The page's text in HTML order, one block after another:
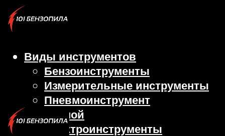
Виды инструментов
Бензоинструменты
Измерительные инструменты
Пневмоинструмент
Ручной
Электроинструменты